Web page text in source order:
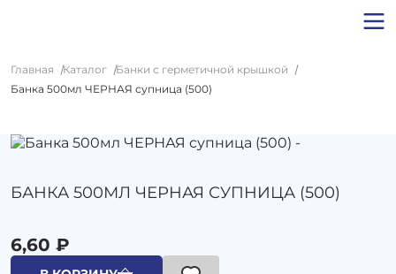
Главная Каталог
Банки с герметичной крышкой
Банка 500мл ЧЕРНАЯ супница (500)
БАНКА 500МЛ ЧЕРНАЯ СУПНИЦА (500)
6,60 ₽